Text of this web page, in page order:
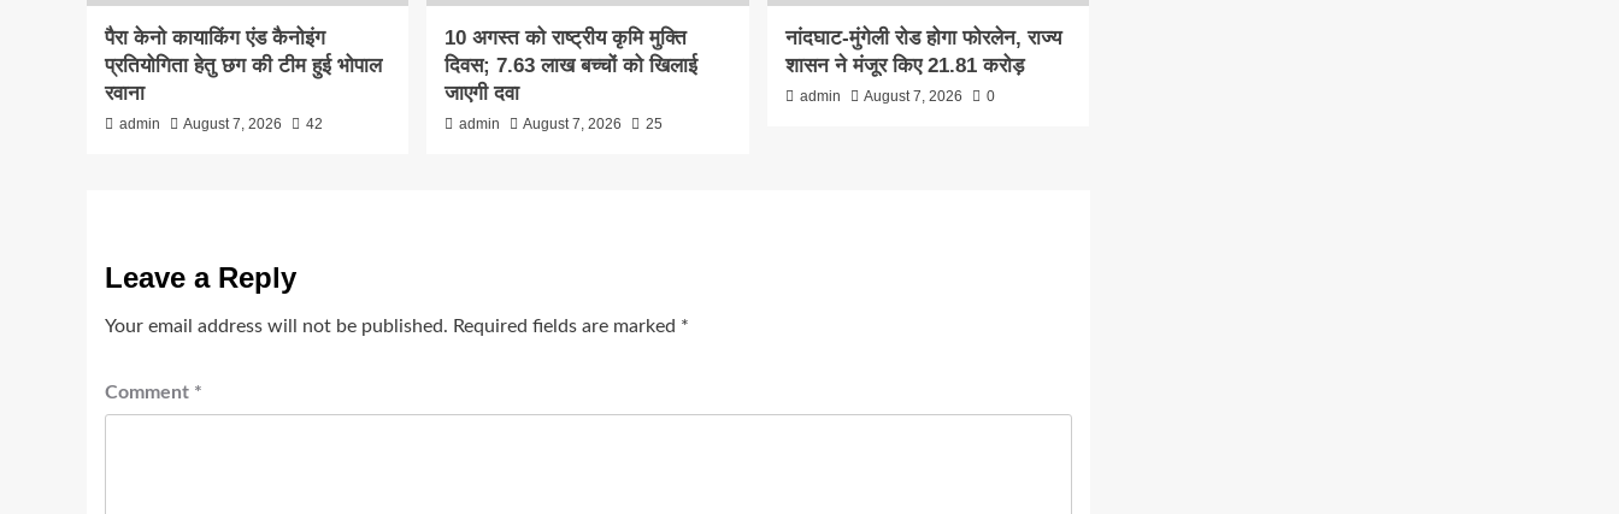
पैरा केनो कायाकिंग एंड कैनोइंग
प्रतियोगिता हेतु छग की टीम हुई भोपाल
रवाना
admin August 7, 2026 42
10 अगस्त को राष्ट्रीय कृमि मुक्ति
दिवस; 7.63 लाख बच्चों को खिलाई
जाएगी दवा
admin August 7, 2026 25
नांदघाट-मुंगेली रोड होगा फोरलेन, राज्य
शासन ने मंजूर किए 21.81 करोड़
admin August 7, 2026 0
Leave a Reply
Your email address will not be published. Required fields are marked *
Comment *